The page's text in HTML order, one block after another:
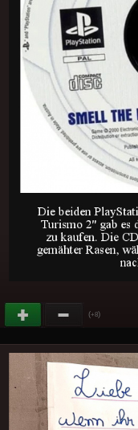
(+8)